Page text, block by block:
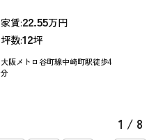
家賃:22.55万円
坪数:12坪
大阪メトロ谷町線中崎町駅徒歩4
分
1 / 8